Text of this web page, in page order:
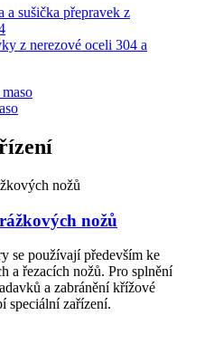
z nerezové oceli 304 a
nožů
se používají především ke
a řezacích nožů. Pro splnění
a zabránění křížové
speciální zařízení.